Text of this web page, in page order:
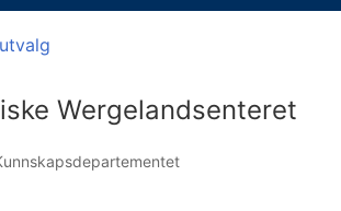
Wergelandsenteret